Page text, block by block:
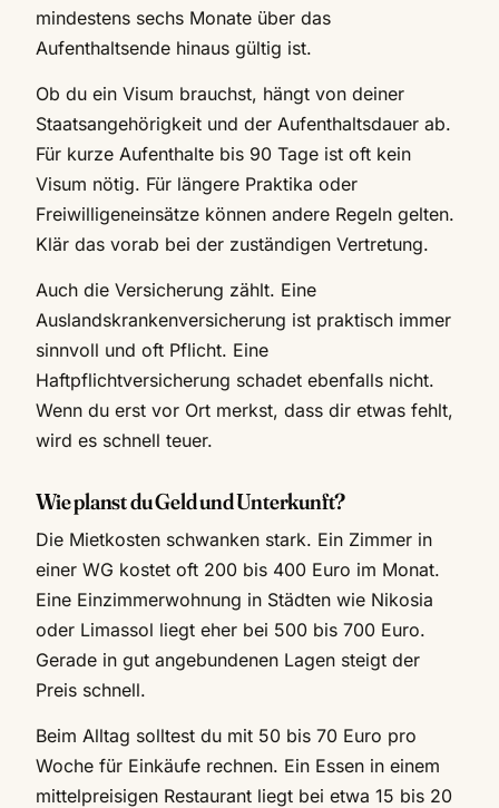
mindestens sechs Monate über das
Aufenthaltsende hinaus gültig ist.
Ob du ein Visum brauchst, hängt von deiner
Staatsangehörigkeit und der Aufenthaltsdauer ab.
Für kurze Aufenthalte bis 90 Tage ist oft kein
Visum nötig. Für längere Praktika oder
Freiwilligeneinsätze können andere Regeln gelten.
Klär das vorab bei der zuständigen Vertretung.
Auch die Versicherung zählt. Eine
Auslandskrankenversicherung ist praktisch immer
sinnvoll und oft Pflicht. Eine
Haftpflichtversicherung schadet ebenfalls nicht.
Wenn du erst vor Ort merkst, dass dir etwas fehlt,
wird es schnell teuer.
Wie planst du Geld und Unterkunft?
Die Mietkosten schwanken stark. Ein Zimmer in
einer WG kostet oft 200 bis 400 Euro im Monat.
Eine Einzimmerwohnung in Städten wie Nikosia
oder Limassol liegt eher bei 500 bis 700 Euro.
Gerade in gut angebundenen Lagen steigt der
Preis schnell.
Beim Alltag solltest du mit 50 bis 70 Euro pro
Woche für Einkäufe rechnen. Ein Essen in einem
mittelpreisigen Restaurant liegt bei etwa 15 bis 20